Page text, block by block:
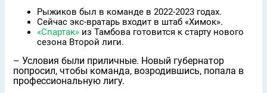
Рыжиков был в команде в 2022-2023 годах.
Сейчас экс-вратарь входит в штаб «Химок».
«Спартак» из Тамбова готовится к старту нового
сезона Второй лиги.
– Условия были приличные. Новый губернатор
попросил, чтобы команда, возродившись, попала в
профессиональную лигу.